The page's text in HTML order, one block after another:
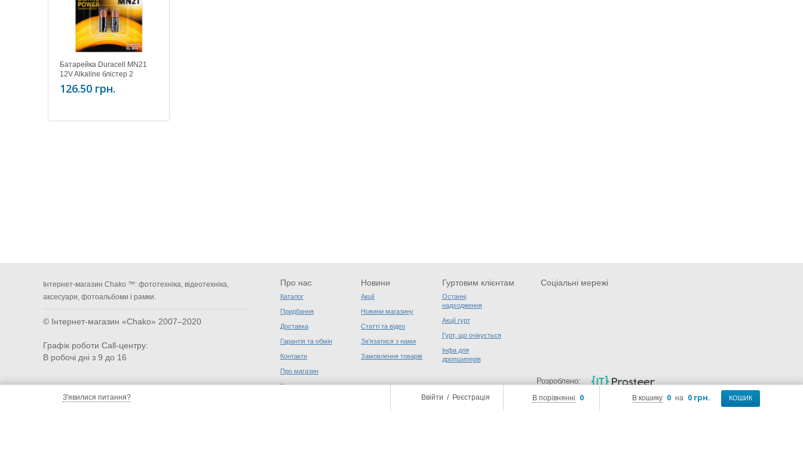
З'явилися питання? В кошику 0 на 0 грн. КОШИК
В порівнянні 0
Ввійти / Реєстрація
Батарейка Duracell MN21
12V Alkaline блістер 2
126.50 грн.
Інтернет-магазин Chako ™: фототехніка, відеотехніка,
аксесуари, фотоальбоми і рамки.
© Інтернет-магазин «Chako» 2007–2020
Графік роботи Call-центру:
В робочі дні з 9 до 16
Про нас
Каталог
Придбання
Доставка
Гарантія та обмін
Контакти
Про магазин
Угода користувача
Новини
Акції
Новини магазину
Статті та відео
Зв'язатися з нами
Замовлення товарів
Гуртовим клієнтам
Останні
надходження
Акції гурт
Гурт, що очікується
Інфа для
дропшиперів
Соціальні мережі
Розроблено: